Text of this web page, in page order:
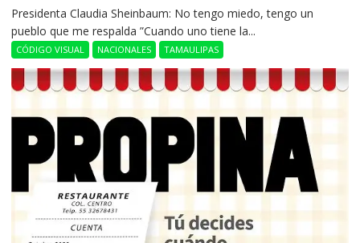
Presidenta Claudia Sheinbaum: No tengo miedo, tengo un
pueblo que me respalda ”Cuando uno tiene la...
CÓDIGO VISUAL NACIONALES TAMAULIPAS